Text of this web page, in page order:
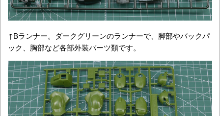
↑Bランナー。ダークグリーンのランナーで、脚部やバックパ
ック、胸部など各部外装パーツ類です。